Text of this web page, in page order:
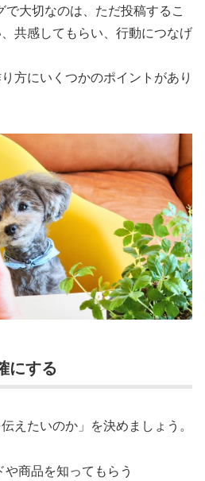
大切なのは、ただ投稿するこ
共感してもらい、行動につなげ
方にいくつかのポイントがあり
にする
えたいのか」を決めましょう。
商品を知ってもらう